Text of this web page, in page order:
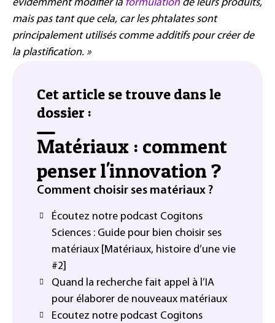
évidemment modifier la formulationde leurs produits,
mais pas tant que cela, car les phtalates sont
principalement utilisés comme additifs pour créer de
la plastification. »
Cet article se trouve dans le
dossier :
Matériaux : comment
penser l'innovation ?
Comment choisir ses matériaux ?
Écoutez notre podcast Cogitons
Sciences : Guide pour bien choisir ses
matériaux [Matériaux, histoire d’une vie
#2]
Quand la recherche fait appel à l’IA
pour élaborer de nouveaux matériaux
Ecoutez notre podcast Cogitons